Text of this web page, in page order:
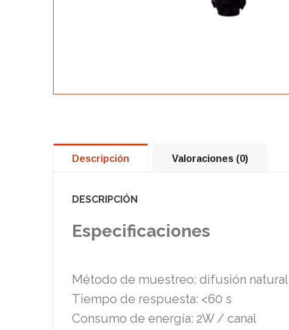
Descripción Valoraciones (0)
DESCRIPCIÓN
Especificaciones
Método de muestreo: difusión natural
Tiempo de respuesta: <60 s
Consumo de energía: 2W / canal